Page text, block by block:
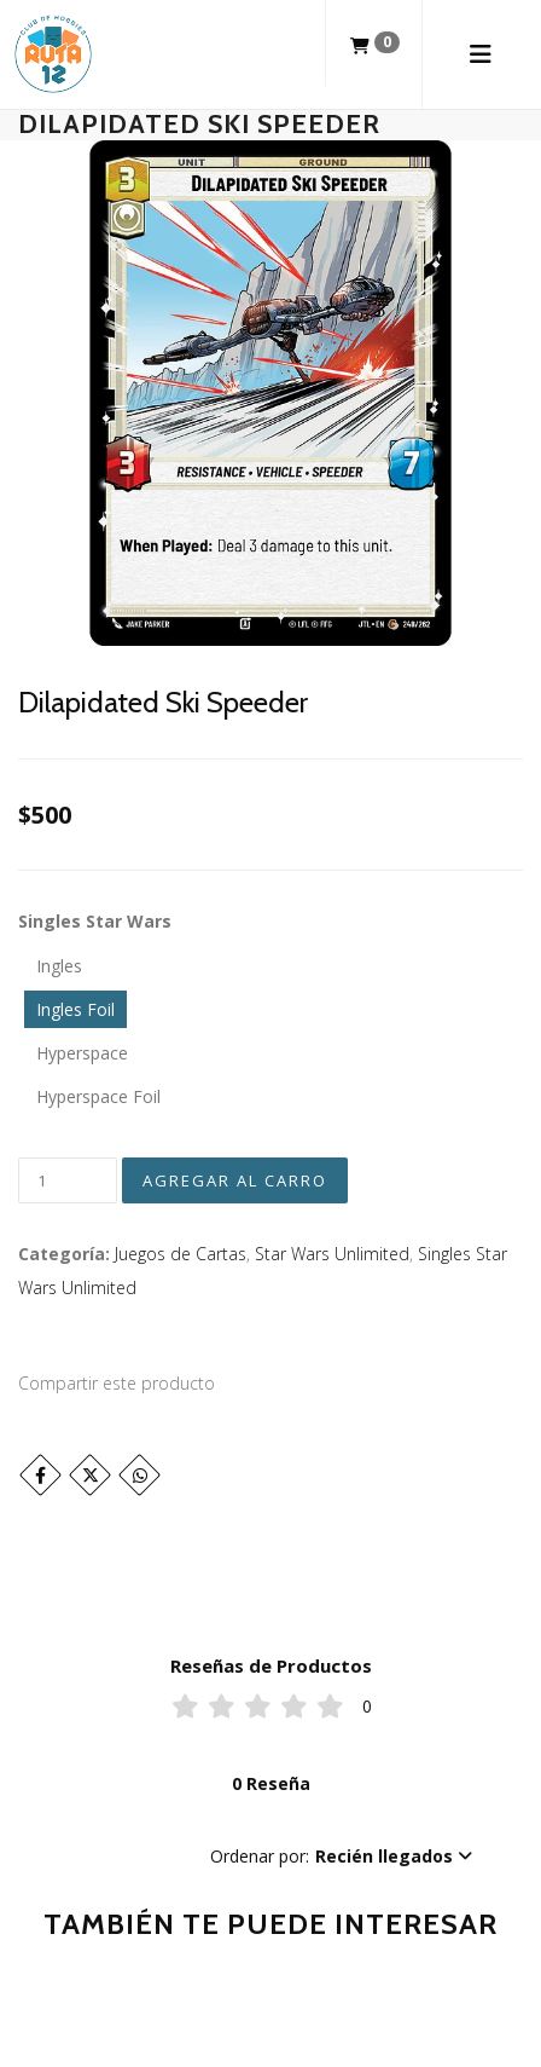
0
DILAPIDATED SKI SPEEDER
Dilapidated Ski Speeder
$500
Singles Star Wars
Ingles
Ingles Foil
Hyperspace
Hyperspace Foil
Categoría: Juegos de Cartas, Star Wars Unlimited, Singles Star
Wars Unlimited
Compartir este producto
Reseñas de Productos
0
0 Reseña
Ordenar por: Recién llegados
TAMBIÉN TE PUEDE INTERESAR